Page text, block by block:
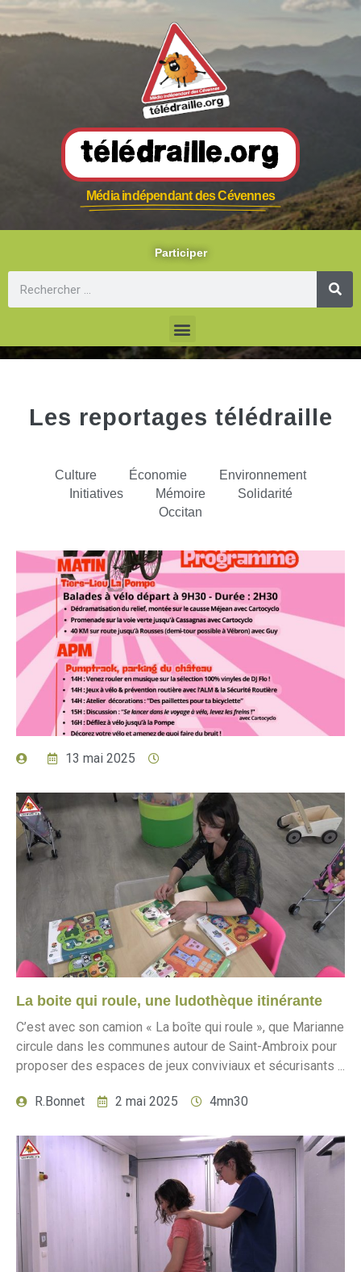
Télédraille.org
Média indépendant des Cévennes
Participer
Les reportages télédraille
Culture Économie
Environnement
Initiatives
Mémoire
Solidarité
Occitan
13 mai 2025
La boite qui roule, une ludothèque itinérante
C’est avec son camion « La boîte qui roule », que Marianne
circule dans les communes autour de Saint-Ambroix pour
proposer des espaces de jeux conviviaux et sécurisants ...
R.Bonnet 2 mai 2025 4mn30